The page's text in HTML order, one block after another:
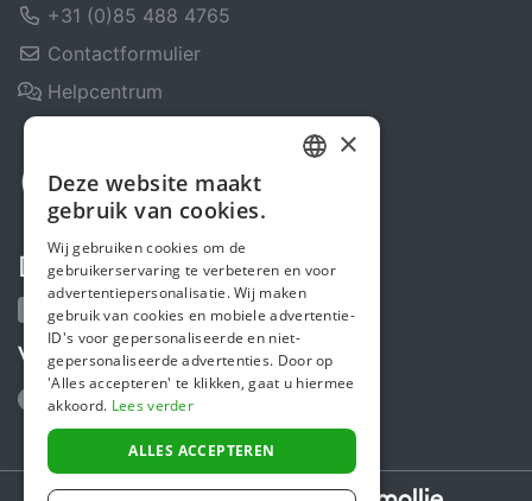
+31 (0)85 488 4765
Contactformulier
Helpcentrum
Deel ons
Volg ons
Secure payments powered by
ENGLISH
×
Deze website maakt
gebruik van cookies.
Wij gebruiken cookies om de
gebruikerservaring te verbeteren en voor
advertentiepersonalisatie. Wij maken
gebruik van cookies en mobiele advertentie-
ID's voor gepersonaliseerde en niet-
gepersonaliseerde advertenties. Door op
'Alles accepteren' te klikken, gaat u hiermee
akkoord. Lees verder
ALLES ACCEPTEREN